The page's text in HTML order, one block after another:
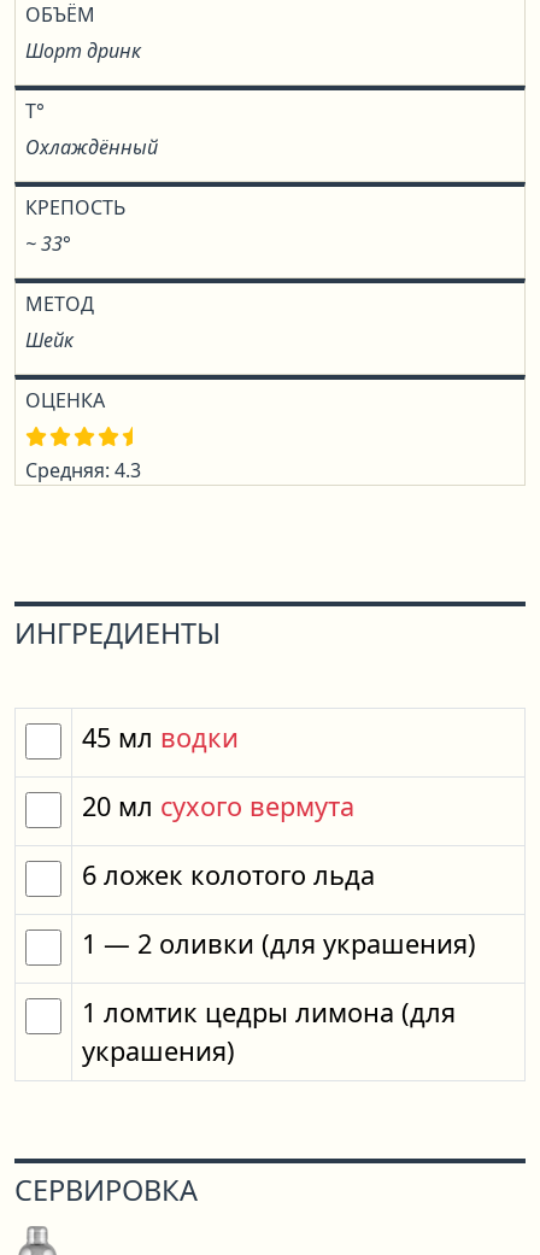
ОБЪЁМ
Шорт дринк
T°
Охлаждённый
КРЕПОСТЬ
~ 33°
МЕТОД
Шейк
ОЦЕНКА
Средняя: 4.3
ИНГРЕДИЕНТЫ
45 мл водки
20 мл сухого вермута
6 ложек колотого льда
1 — 2 оливки (для украшения)
1 ломтик цедры лимона (для
украшения)
СЕРВИРОВКА